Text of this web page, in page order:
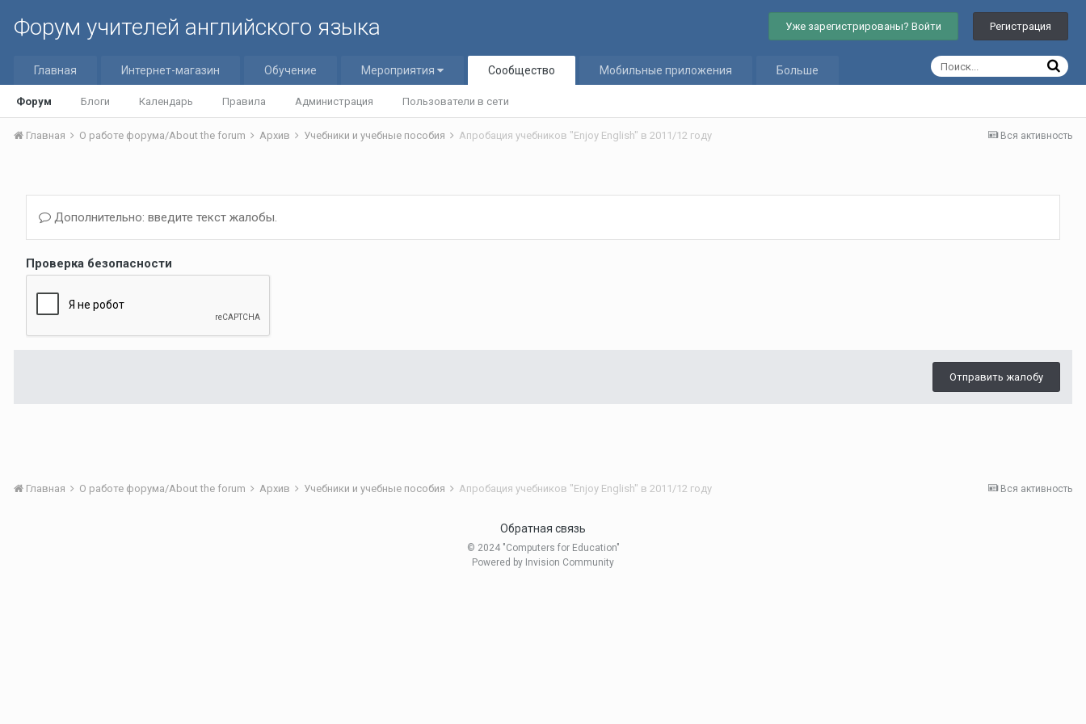
Форум учителей английского языка Уже зарегистрированы? Войти Регистрация
Главная Интернет-магазин Обучение Мероприятия Сообщество
Форум Блоги Календарь Правила Администрация Пользователи в сети
Мобильные приложения Больше
Вся активность
Главная О работе форума/About the forum Архив Учебники и учебные пособия Апробация учебников "Enjoy English" в 2011/12 году
Дополнительно: введите текст жалобы.
Проверка безопасности
Отправить жалобу
Вся активность
Главная О работе форума/About the forum Архив Учебники и учебные пособия Апробация учебников "Enjoy English" в 2011/12 году
Обратная связь
© 2024 "Computers for Education"
Powered by Invision Community